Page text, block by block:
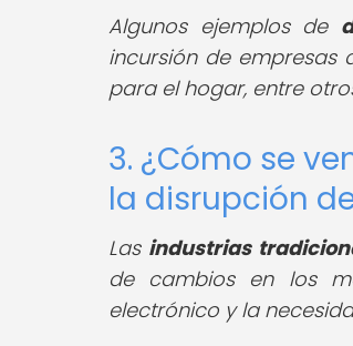
Algunos ejemplos de
incursión de
para el hogar, entre
3. ¿Cómo se
la disrupción
Las industrias
de cambios en los
electrónico y la